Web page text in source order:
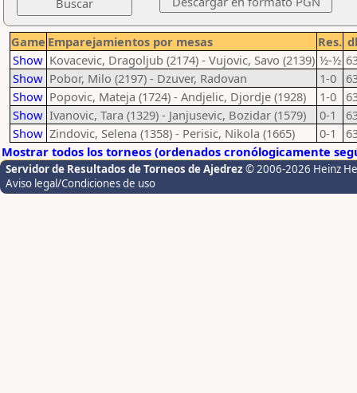
Game Emparejamientos por mesas Res.
Show Kovacevic, Dragoljub (2174) - Vujovic, Savo (2139) ½-½
Show Pobor, Milo (2197) - Dzuver, Radovan 1-0
Show Popovic, Mateja (1724) - Andjelic, Djordje (1928) 1-0
Show Ivanovic, Tara (1329) - Janjusevic, Bozidar (1579) 0-1
Show Zindovic, Selena (1358) - Perisic, Nikola (1665) 0-1
Mostrar todos los torneos (ordenados cronólogicamente
Servidor de Resultados de Torneos de Ajedrez © 2006-2026 Heinz
Aviso legal/Condiciones de uso